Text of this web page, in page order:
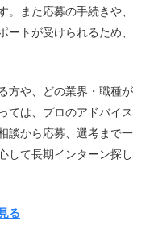
。また応募の手続きや、
ートが受けられるため、
方や、どの業界・職種が
ては、プロのアドバイス
談から応募、選考まで一
して長期インターン探し
る